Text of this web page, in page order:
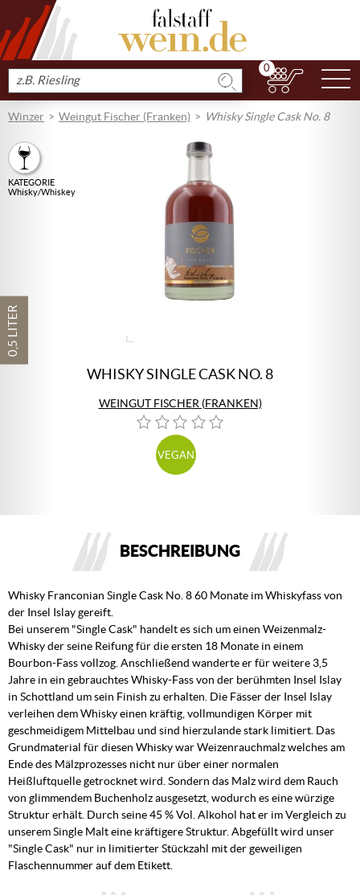
Produkt
suchen
0
Winzer Weingut Fischer (Franken) Whisky Single Cask No. 8
0,5 LITER
KATEGORIE
Whisky/Whiskey
WHISKY SINGLE CASK NO. 8
WEINGUT FISCHER (FRANKEN)
VEGAN
BESCHREIBUNG
Whisky Franconian Single Cask No. 8 60 Monate im Whiskyfass von
der Insel Islay gereift.
Bei unserem "Single Cask" handelt es sich um einen Weizenmalz-
Whisky der seine Reifung für die ersten 18 Monate in einem
Bourbon-Fass vollzog. Anschließend wanderte er für weitere 3,5
Jahre in ein gebrauchtes Whisky-Fass von der berühmten Insel Islay
in Schottland um sein Finish zu erhalten. Die Fässer der Insel Islay
verleihen dem Whisky einen kräftig, vollmundigen Körper mit
geschmeidigem Mittelbau und sind hierzulande stark limitiert. Das
Grundmaterial für diesen Whisky war Weizenrauchmalz welches am
Ende des Mälzprozesses nicht nur über einer normalen
Heißluftquelle getrocknet wird. Sondern das Malz wird dem Rauch
von glimmendem Buchenholz ausgesetzt, wodurch es eine würzige
Struktur erhält. Durch seine 45 % Vol. Alkohol hat er im Vergleich zu
unserem Single Malt eine kräftigere Struktur. Abgefüllt wird unser
"Single Cask" nur in limitierter Stückzahl mit der geweiligen
Flaschennummer auf dem Etikett.